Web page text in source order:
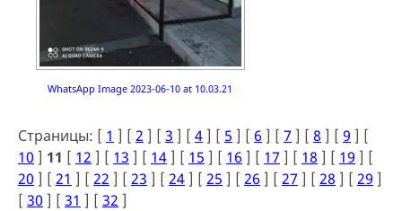
WhatsApp Image 2023-06-10 at 10.03.21
Страницы: [ 1 ] [ 2 ] [ 3 ] [ 4 ] [ 5 ] [ 6 ] [ 7 ] [ 8 ] [ 9 ] [
10 ] 11 [ 12 ] [ 13 ] [ 14 ] [ 15 ] [ 16 ] [ 17 ] [ 18 ] [ 19 ] [
20 ] [ 21 ] [ 22 ] [ 23 ] [ 24 ] [ 25 ] [ 26 ] [ 27 ] [ 28 ] [ 29 ]
[ 30 ] [ 31 ] [ 32 ]